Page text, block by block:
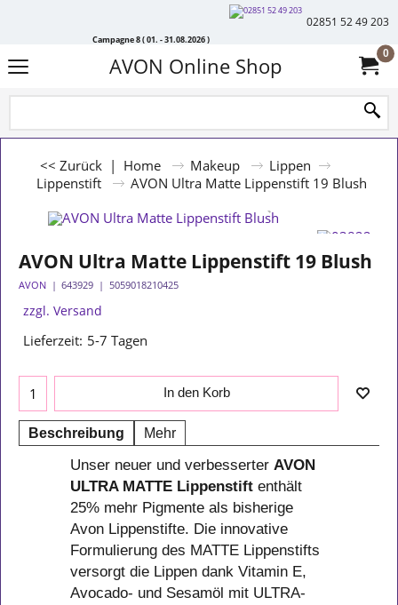
Campagne 8 ( 01. - 31.08.2026 )
02851 52 49 203
AVON Online Shop 0
<< Zurück | Home Makeup
Lippen
Lippenstift
AVON Ultra Matte Lippenstift 19 Blush
AVON Ultra Matte Lippenstift 19 Blush
AVON 643929 5059018210425
zzgl. Versand
Lieferzeit: 5-7 Tagen
In den Korb
Beschreibung Mehr
Unser neuer und verbesserter AVON
ULTRA MATTE Lippenstift enthält
25% mehr Pigmente als bisherige
Avon Lippenstifte. Die innovative
Formulierung des MATTE Lippenstifts
versorgt die Lippen dank Vitamin E,
Avocado- und Sesamöl mit ULTRA-